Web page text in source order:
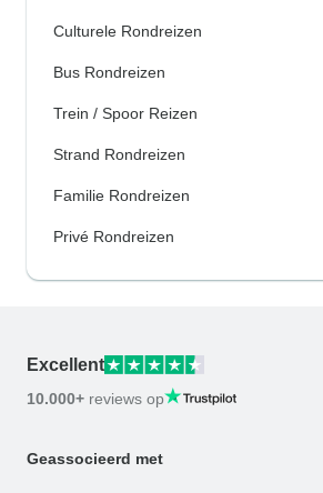
Culturele Rondreizen
Bus Rondreizen
Trein / Spoor Reizen
Strand Rondreizen
Familie Rondreizen
Privé Rondreizen
Excellent
10.000+ reviews op
Geassocieerd met